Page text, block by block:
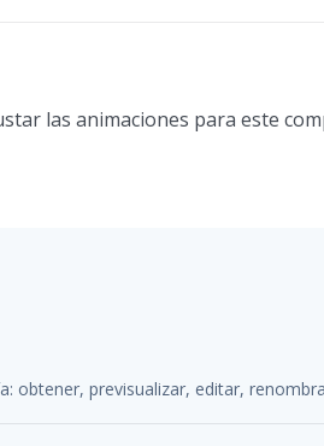
las animaciones para este
obtener, previsualizar, editar,